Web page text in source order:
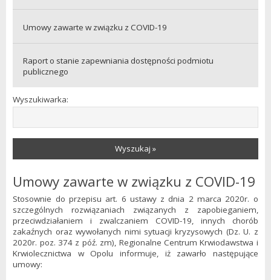
Umowy zawarte w związku z COVID-19
Raport o stanie zapewniania dostępności podmiotu
publicznego
Wyszukiwarka:
Wyszukaj »
Umowy zawarte w związku z COVID-19
Stosownie do przepisu art. 6 ustawy z dnia 2 marca 2020r. o
szczególnych rozwiązaniach związanych z zapobieganiem,
przeciwdziałaniem i zwalczaniem COVID-19, innych chorób
zakaźnych oraz wywołanych nimi sytuacji kryzysowych (Dz. U. z
2020r. poz. 374 z póź. zm), Regionalne Centrum Krwiodawstwa i
Krwiolecznictwa w Opolu informuje, iż zawarło następujące
umowy: